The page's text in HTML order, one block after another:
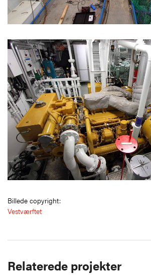
Billede copyright:
Vestværftet
Relaterede projekter